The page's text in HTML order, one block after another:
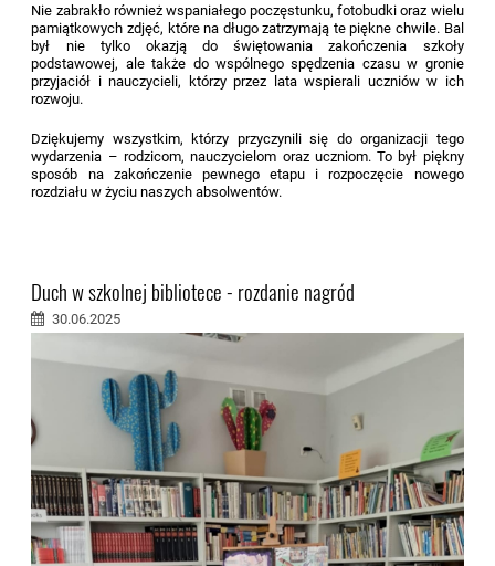
Nie zabrakło również wspaniałego poczęstunku, fotobudki oraz wielu
pamiątkowych zdjęć, które na długo zatrzymają te piękne chwile. Bal
był nie tylko okazją do świętowania zakończenia szkoły
podstawowej, ale także do wspólnego spędzenia czasu w gronie
przyjaciół i nauczycieli, którzy przez lata wspierali uczniów w ich
rozwoju.
Dziękujemy wszystkim, którzy przyczynili się do organizacji tego
wydarzenia – rodzicom, nauczycielom oraz uczniom. To był piękny
sposób na zakończenie pewnego etapu i rozpoczęcie nowego
rozdziału w życiu naszych absolwentów.
Duch w szkolnej bibliotece - rozdanie nagród
30.06.2025